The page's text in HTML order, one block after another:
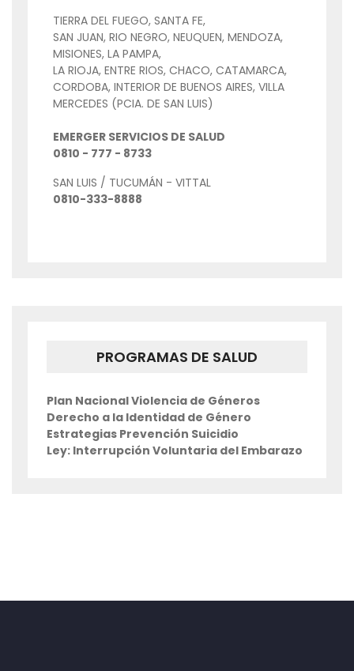
TIERRA DEL FUEGO, SANTA FE,
SAN JUAN, RIO NEGRO, NEUQUEN, MENDOZA,
MISIONES, LA PAMPA,
LA RIOJA, ENTRE RIOS, CHACO, CATAMARCA,
CORDOBA, INTERIOR DE BUENOS AIRES, VILLA
MERCEDES (PCIA. DE SAN LUIS)
EMERGER SERVICIOS DE SALUD
0810 - 777 - 8733
SAN LUIS / TUCUMÁN - VITTAL
0810-333-8888
PROGRAMAS DE SALUD
Plan Nacional Violencia de Géneros
Derecho a la Identidad de Género
Estrategias Prevención Suicidio
Ley: Interrupción Voluntaria del Embarazo